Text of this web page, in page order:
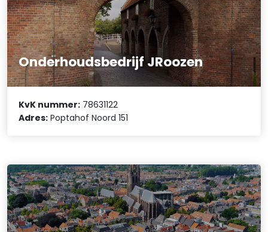
Onderhoudsbedrijf JRoozen
KvK nummer: 78631122
Adres: Poptahof Noord 151